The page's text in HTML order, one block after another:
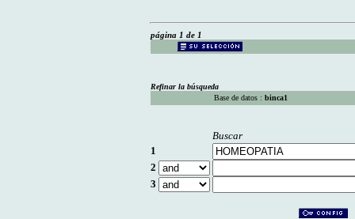
página 1 de 1
Refinar la búsqueda
Base de datos : binca1
Buscar
1
2
3